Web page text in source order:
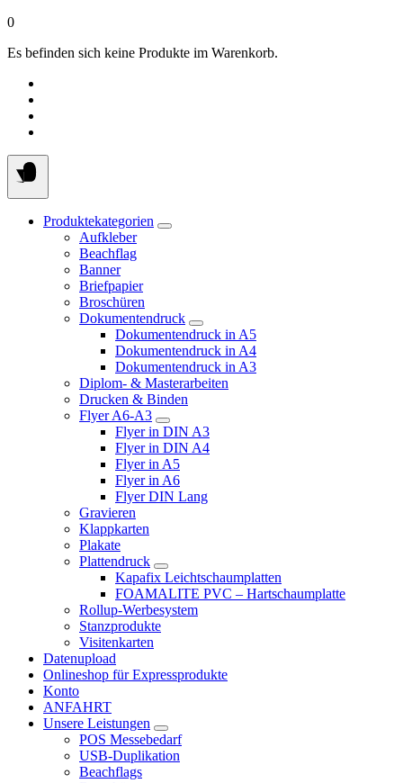
0
Es befinden sich keine Produkte im Warenkorb.
Produktekategorien
Aufkleber
Beachflag
Banner
Briefpapier
Broschüren
Dokumentendruck
Dokumentendruck in A5
Dokumentendruck in A4
Dokumentendruck in A3
Diplom- & Masterarbeiten
Drucken & Binden
Flyer A6-A3
Flyer in DIN A3
Flyer in DIN A4
Flyer in A5
Flyer in A6
Flyer DIN Lang
Gravieren
Klappkarten
Plakate
Plattendruck
Kapafix Leichtschaumplatten
FOAMALITE PVC – Hartschaumplatte
Rollup-Werbesystem
Stanzprodukte
Visitenkarten
Datenupload
Onlineshop für Expressprodukte
Konto
ANFAHRT
Unsere Leistungen
POS Messebedarf
USB-Duplikation
Beachflags